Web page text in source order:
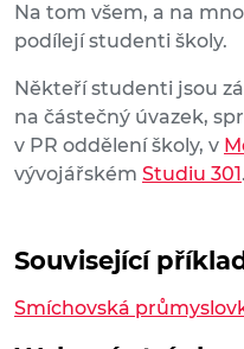
Na tom všem, a na
podílejí studenti školy.
Někteří studenti jsou
na částečný úvazek,
v PR oddělení školy, v
vývojářském Studiu 301 .
Související
Smíchovská